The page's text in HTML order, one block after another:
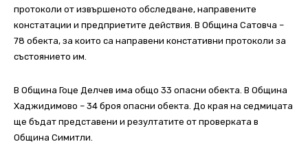
протоколи от извършеното обследване, направените
констатации и предприетите действия. В Община Сатовча –
78 обекта, за които са направени констативни протоколи за
състоянието им.
В Община Гоце Делчев има общо 33 опасни обекта. В Община
Хаджидимово – 34 броя опасни обекта. До края на седмицата
ще бъдат представени и резултатите от проверката в
Община Симитли.